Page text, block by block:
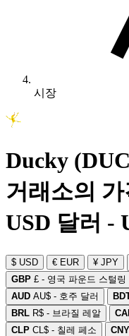
시장
Ducky
거래소의
USD 달러 -
$ USD € EUR ¥ JPY
GBP £ - 영국 파운드 스털링
AUD AU$ - 호주 달러
BRL R$ - 브라질 레알
CLP CL$ - 칠레 페소 CNY